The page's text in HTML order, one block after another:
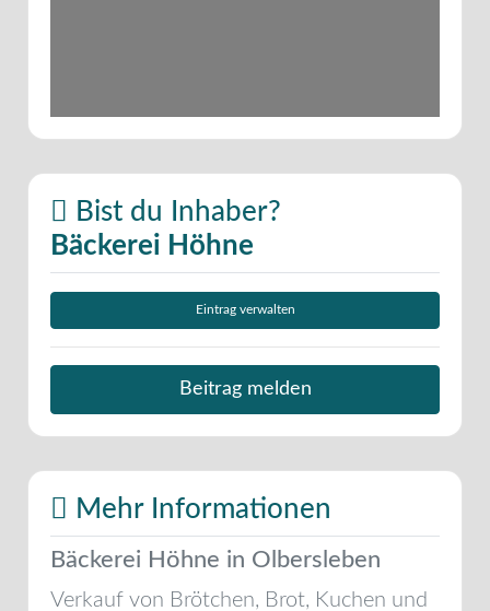
Bist du Inhaber?
Bäckerei Höhne
Eintrag verwalten
Beitrag melden
Mehr Informationen
Bäckerei Höhne in Olbersleben
Verkauf von Brötchen, Brot, Kuchen und